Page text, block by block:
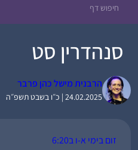
סנהדרין סט
הרבנית מישל כהן פרבר
24.02.2025 | כ״ו בשבט תשפ״ה
זום בימי א-ו ב6:20